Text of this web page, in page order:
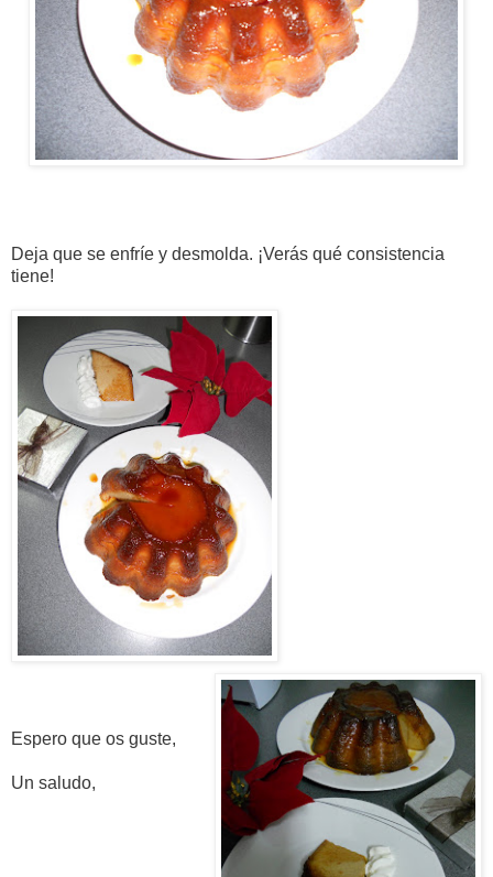
Deja que se enfríe y desmolda. ¡Verás qué consistencia
tiene!
Espero que os guste,
Un saludo,